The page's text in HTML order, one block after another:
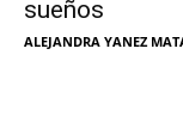
sueños
ALEJANDRA YANEZ